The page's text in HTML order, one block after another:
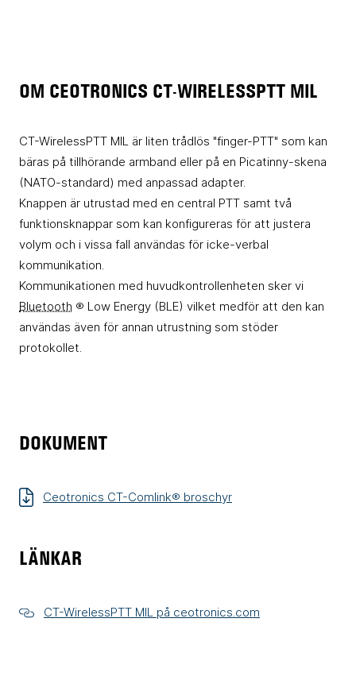
OM CEOTRONICS CT-WIRELESSPTT MIL
CT-WirelessPTT MIL är liten trådlös "finger-PTT" som kan
bäras på tillhörande armband eller på en Picatinny-skena
(NATO-standard) med anpassad adapter.
Knappen är utrustad med en central PTT samt två
funktionsknappar som kan konfigureras för att justera
volym och i vissa fall användas för icke-verbal
kommunikation.
Kommunikationen med huvudkontrollenheten sker vi
Bluetooth ® Low Energy (BLE) vilket medför att den kan
användas även för annan utrustning som stöder
protokollet.
DOKUMENT
Ceotronics CT-Comlink® broschyr
LÄNKAR
CT-WirelessPTT MIL på ceotronics.com